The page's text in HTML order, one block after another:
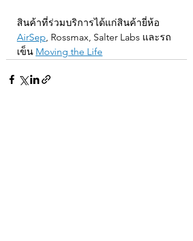
สินค้าที่ร่วมบริการได้แก่สินค้ายี่ห้อ
AirSep , Rossmax, Salter Labs และรถ
เข็น Moving the Life